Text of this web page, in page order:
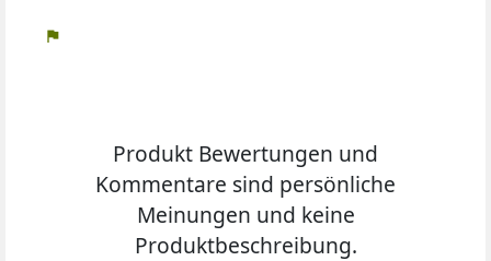
flag
Produkt Bewertungen und
Kommentare sind persönliche
Meinungen und keine
Produktbeschreibung.